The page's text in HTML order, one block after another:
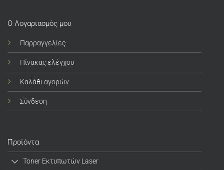
Ο Λογαριασμός μου
Παρραγγελίες
Πίνακας ελέγχου
Καλάθι αγορών
Σύνδεση
Προϊόντα
Toner Εκτυπωτών Laser